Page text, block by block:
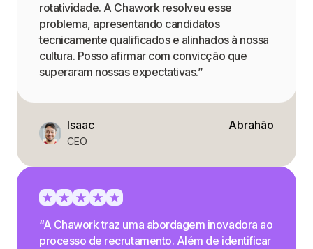
rotatividade. A Chawork resolveu esse
problema, apresentando candidatos
tecnicamente qualificados e alinhados à nossa
cultura. Posso afirmar com convicção que
superaram nossas expectativas.”
Isaac
CEO
Abrahão
“A Chawork traz uma abordagem inovadora ao
processo de recrutamento. Além de identificar